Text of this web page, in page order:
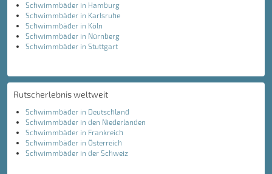
Schwimmbäder in Hamburg
Schwimmbäder in Karlsruhe
Schwimmbäder in Köln
Schwimmbäder in Nürnberg
Schwimmbäder in Stuttgart
Rutscherlebnis weltweit
Schwimmbäder in Deutschland
Schwimmbäder in den Niederlanden
Schwimmbäder in Frankreich
Schwimmbäder in Österreich
Schwimmbäder in der Schweiz